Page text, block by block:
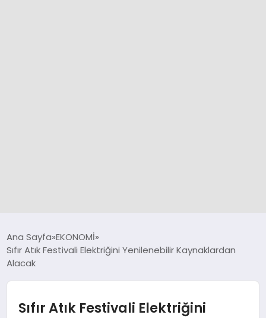
SPOR
DÜNYA
Ana Sayfa EKONOMİ
Sıfır Atık Festivali Elektriğini Yenilenebilir Kaynaklardan
Alacak
Sıfır Atık Festivali Elektriğini